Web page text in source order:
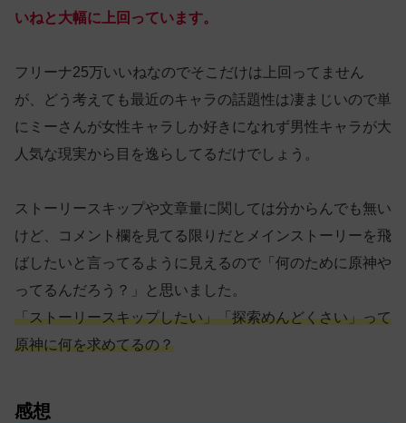
いねと大幅に上回っています。
フリーナ25万いいねなのでそこだけは上回ってません
が、どう考えても最近のキャラの話題性は凄まじいので単
にミーさんが女性キャラしか好きになれず男性キャラが大
人気な現実から目を逸らしてるだけでしょう。
ストーリースキップや文章量に関しては分からんでも無い
けど、コメント欄を見てる限りだとメインストーリーを飛
ばしたいと言ってるように見えるので「何のために原神や
ってるんだろう？」と思いました。
「ストーリースキップしたい」「探索めんどくさい」って
原神に何を求めてるの？
感想